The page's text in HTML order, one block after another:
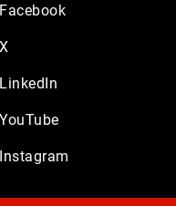
Facebook
X
LinkedIn
YouTube
Instagram